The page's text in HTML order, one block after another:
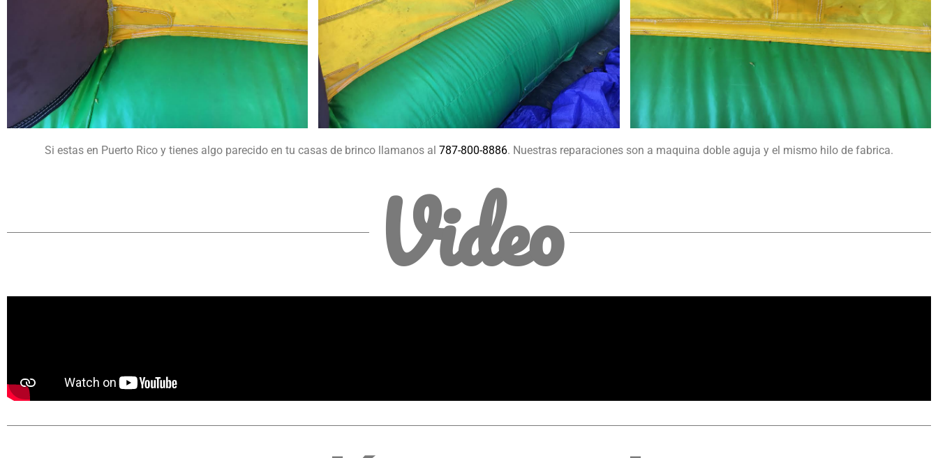
Si estas en Puerto Rico y tienes algo parecido en tu casas de brinco llamanos al 787-800-8886. Nuestras reparaciones son a maquina doble aguja y el mismo hilo de fabrica.
Video